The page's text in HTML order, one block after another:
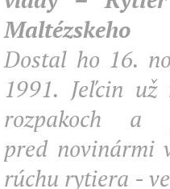
Dostal ho 16.
1991. Jeľcin už
rozpakoch a
pred novinármi
rúchu rytiera -